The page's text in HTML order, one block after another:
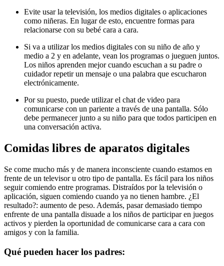
Evite usar la televisión, los medios digitales o aplicaciones
como niñeras. En lugar de esto, encuentre formas para
relacionarse con su bebé cara a cara.
Si va a utilizar los medios digitales con su niño de año y
medio a 2 y en adelante, vean los programas o jueguen juntos.
Los niños aprenden mejor cuando escuchan a su padre o
cuidador repetir un mensaje o una palabra que escucharon
electrónicamente.
Por su puesto, puede utilizar el chat de video para
comunicarse con un pariente a través de una pantalla. Sólo
debe permanecer junto a su niño para que todos participen en
una conversación activa.
Comidas libres de aparatos digitales
Se come mucho más y de manera inconsciente cuando estamos en
frente de un televisor u otro tipo de pantalla. Es fácil para los niños
seguir comiendo entre programas. Distraídos por la televisión o
aplicación, siguen comiendo cuando ya no tienen hambre. ¿El
resultado?: aumento de peso. Además, pasar demasiado tiempo
enfrente de una pantalla disuade a los niños de participar en juegos
activos y pierden la oportunidad de comunicarse cara a cara con
amigos y con la familia.
Qué pueden hacer los padres: